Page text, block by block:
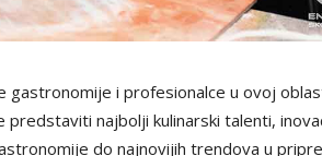
gastronomije i profesionalce u ovoj
najbolji kulinarski talenti,
do najnovijih trendova u